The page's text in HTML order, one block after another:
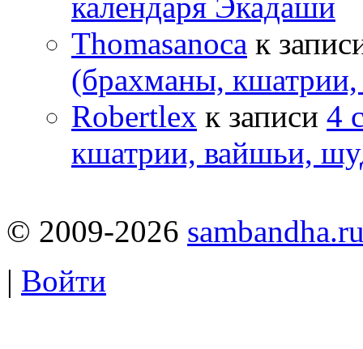
календаря Экадаши
Thomasanoca к
(брахманы,
Robertlex к записи 4
кшатрии, вайшьи,
© 2009-2026
| Войти